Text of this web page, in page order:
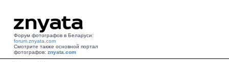
Форум фотографов в Беларуси:
forum.znyata.com
Смотрите также основной портал
фотографов: znyata.com